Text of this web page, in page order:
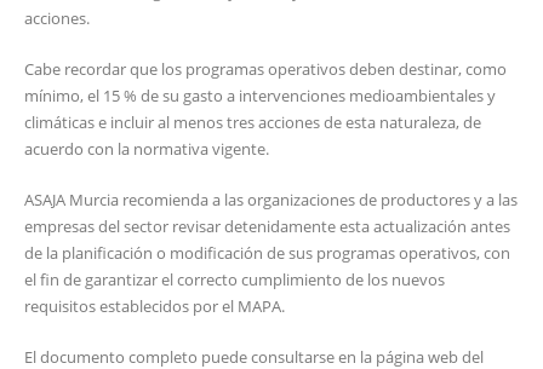
acciones.
Cabe recordar que los programas operativos deben destinar, como
mínimo, el 15 % de su gasto a intervenciones medioambientales y
climáticas e incluir al menos tres acciones de esta naturaleza, de
acuerdo con la normativa vigente.
ASAJA Murcia recomienda a las organizaciones de productores y a las
empresas del sector revisar detenidamente esta actualización antes
de la planificación o modificación de sus programas operativos, con
el fin de garantizar el correcto cumplimiento de los nuevos
requisitos establecidos por el MAPA.
El documento completo puede consultarse en la página web del